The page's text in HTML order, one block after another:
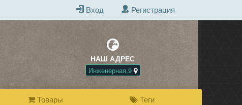
Вход Регистрация
НАШ АДРЕС
Инженерная,9
Товары Теги